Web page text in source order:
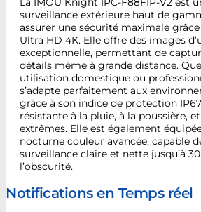
surveillance extérieure haut de
assurer une sécurité maximale
Ultra HD 4K. Elle offre des images
exceptionnelle, permettant de
détails même à grande distance.
utilisation domestique ou
s’adapte parfaitement aux
grâce à son indice de protection
résistante à la pluie, à la poussière,
extrêmes. Elle est également
nocturne couleur avancée, capable
surveillance claire et nette jusqu’à
l’obscurité.
Notifications en Temps réel